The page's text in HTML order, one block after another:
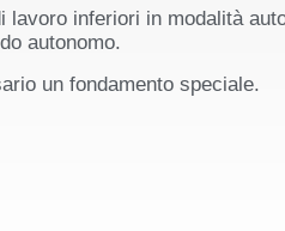
inferiori in modalità
autonomo.
un fondamento speciale.